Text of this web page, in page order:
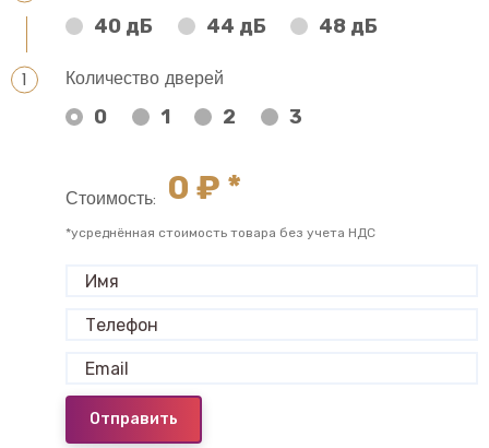
40 дБ 44 дБ 48 дБ
Количество дверей
0 1 2 3
Стоимость: 0 ₽ *
*усреднённая стоимость товара без учета НДС
Отправить